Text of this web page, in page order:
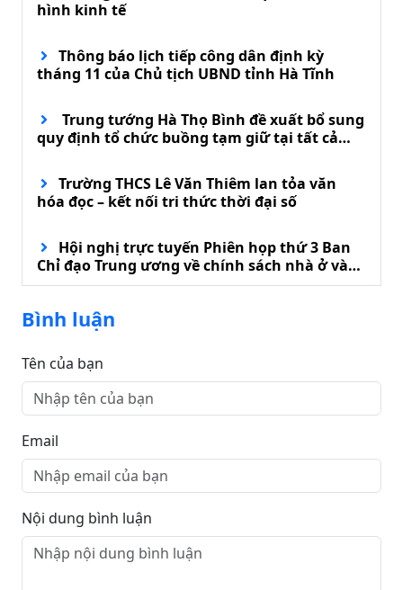
hình kinh tế
Thông báo lịch tiếp công dân định kỳ
tháng 11 của Chủ tịch UBND tỉnh Hà Tĩnh
Trung tướng Hà Thọ Bình đề xuất bổ sung
quy định tổ chức buồng tạm giữ tại tất cả
Trường THCS Lê Văn Thiêm lan tỏa văn
hóa đọc – kết nối tri thức thời đại số
Hội nghị trực tuyến Phiên họp thứ 3 Ban
Chỉ đạo Trung ương về chính sách nhà ở và
phát triển thị trường bất động sản
Bình luận
Tên của bạn
Email
Nội dung bình luận